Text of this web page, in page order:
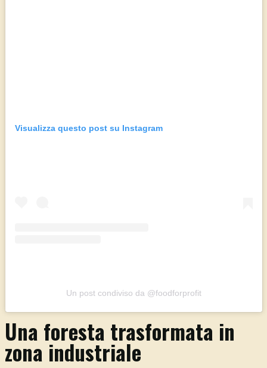
Visualizza questo post su Instagram
Un post condiviso da @foodforprofit
Una foresta trasformata in
zona industriale